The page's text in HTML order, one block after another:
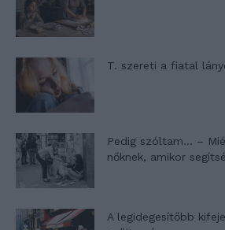
T. szereti a fiatal
Pedig szóltam… –
nőknek, amikor
A legidegesítőbb